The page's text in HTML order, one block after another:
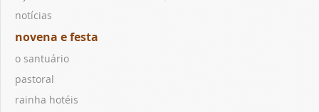
notícias
novena e festa
o santuário
pastoral
rainha hotéis